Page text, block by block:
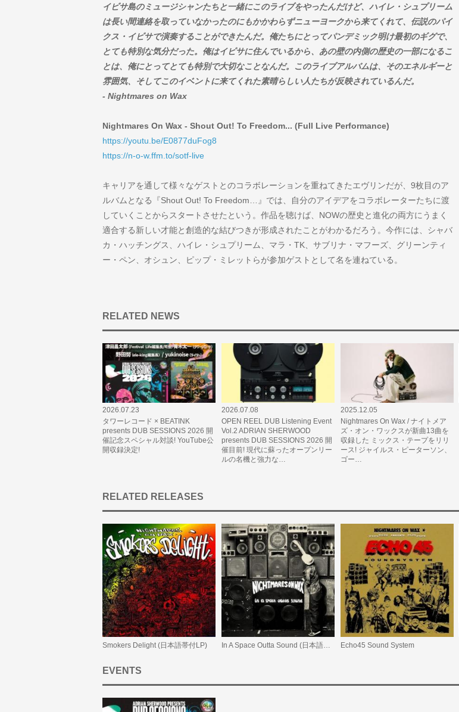
イビサ島のミュージシャンたちと一緒にこのライブをやったんだけど、ハイレ・シュプリーム
は長い間連絡を取っていなかったのにもかかわらずニューヨークから来てくれて、伝説のパイ
クス・イビサで演奏することができたんだ。俺たちにとってパンデミック明け最初のギグで、
とても特別な気分だった。俺はイビサに住んでいるから、あの壁の内側の歴史の一部になるこ
とは、俺にとってとても特別で大切なことなんだ。このライブアルバムは、そのエネルギーと
雰囲気、そしてこのイベントに来てくれた素晴らしい人たちが反映されているんだ。
- Nightmares on Wax
Nightmares On Wax - Shout Out! To Freedom... (Full Live Performance)
https://youtu.be/E0877duFog8
https://n-o-w.ffm.to/sotf-live
キャリアを通して様々なゲストとのコラボレーションを重ねてきたエヴリンだが、9枚目のア
ルバムとなる『Shout Out! To Freedom…』では、自分のアイデアをコラボレーターたちに渡
していくことからスタートさせたという。作品を聴けば、NOWの歴史と進化の両方にうまく
適合する新しい才能と創造的な結びつきが形成されたことがわかるだろう。今作には、シャバ
カ・ハッチングス、ハイレ・シュプリーム、マラ・TK、サブリナ・マフーズ、グリーンティ
ー・ペン、オシュン、ピップ・ミレットらが参加ゲストとして名を連ねている。
RELATED NEWS
2026.07.23
タワーレコード × BEATINK
presents DUB SESSIONS 2026 開
催記念スペシャル対談! YouTube公
開収録決定!
2026.07.08
OPEN REEL DUB Listening Event
Vol.2 ADRIAN SHERWOOD
presents DUB SESSIONS 2026 開
催目前! 現代に蘇ったオープンリー
ルの名機と強力な…
2025.12.05
Nightmares On Wax / ナイトメア
ズ・オン・ワックスが新曲13曲を
収録した ミックス・テープをリリ
ース! ジャイルス・ピーターソン、
ゴー…
RELATED RELEASES
Smokers Delight (日本語帯付LP) In A Space Outta Sound (日本語帯付LP) Echo45 Sound System
EVENTS